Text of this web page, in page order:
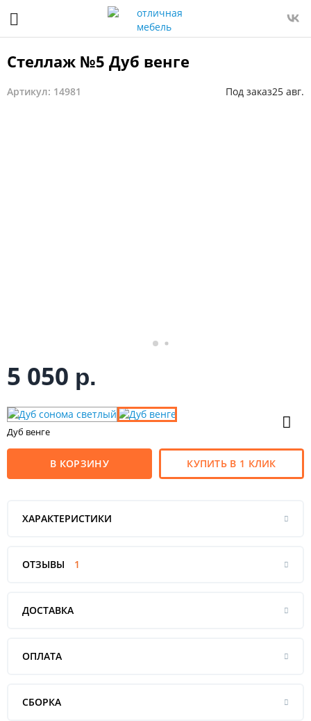
Стеллаж №5 Дуб венге
Артикул: 14981 Под заказ25 авг.
5 050 р.
Дуб венге
В КОРЗИНУ КУПИТЬ В 1 КЛИК
ХАРАКТЕРИСТИКИ
ОТЗЫВЫ 1
ДОСТАВКА
ОПЛАТА
СБОРКА